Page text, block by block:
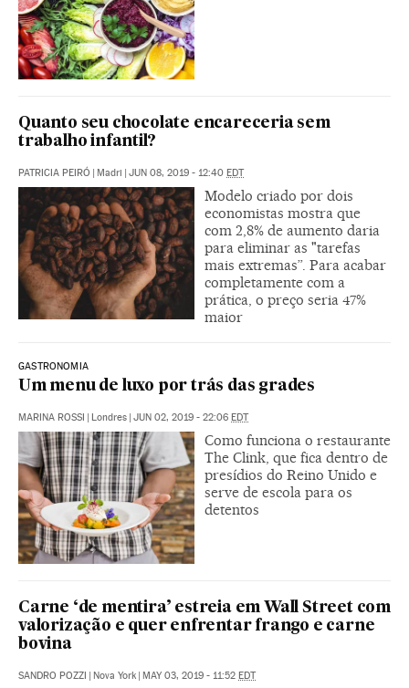
Quanto seu chocolate encareceria sem
trabalho infantil?
PATRICIA PEIRÓ | Madri | JUN 08, 2019 - 12:40 EDT
Modelo criado por dois
economistas mostra que
com 2,8% de aumento daria
para eliminar as "tarefas
mais extremas”. Para acabar
completamente com a
prática, o preço seria 47%
maior
GASTRONOMIA
Um menu de luxo por trás das grades
MARINA ROSSI | Londres | JUN 02, 2019 - 22:06 EDT
Como funciona o restaurante
The Clink, que fica dentro de
presídios do Reino Unido e
serve de escola para os
detentos
Carne ‘de mentira’ estreia em Wall Street com
valorização e quer enfrentar frango e carne
bovina
SANDRO POZZI | Nova York | MAY 03, 2019 - 11:52 EDT